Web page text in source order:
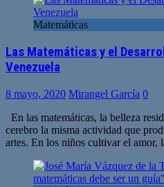
Matemáticas
Las Matemáticas y el
Venezuela
8 mayo, 2020 Mirangel García 0
En las matemáticas, la belleza
cerebro la misma actividad que
artes. En los niños cultivar el amor,